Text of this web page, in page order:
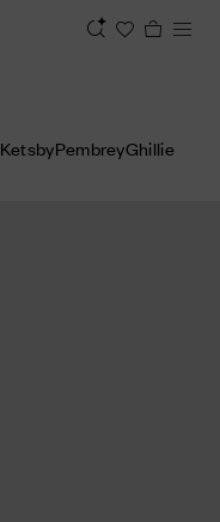
KetsbyPembreyGhillie